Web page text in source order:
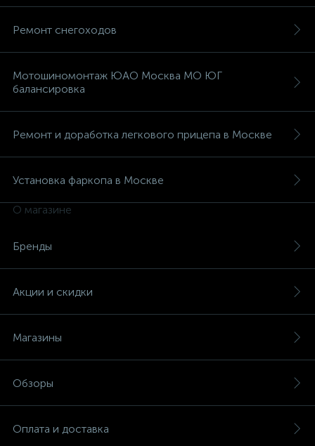
Ремонт снегоходов
Мотошиномонтаж ЮАО Москва МО ЮГ
балансировка
Ремонт и доработка легкового прицепа в Москве
Установка фаркопа в Москве
О магазине
Бренды
Акции и скидки
Магазины
Обзоры
Оплата и доставка